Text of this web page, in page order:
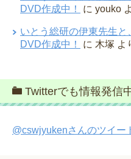
DVD作成中！
に youko
いとう総研の伊東先生
DVD作成中！
に 木塚 よ
Twitterでも情報発信
@cswjyukenさんのツイー